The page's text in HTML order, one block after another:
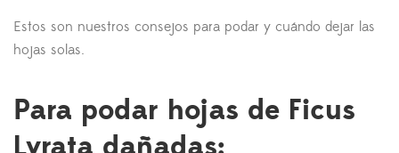
Estos son nuestros consejos para podar y cuándo dejar las
hojas solas.
Para podar hojas de Ficus